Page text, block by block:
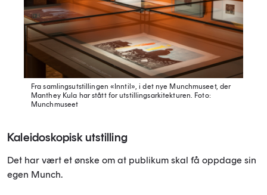
Fra samlingsutstillingen «Inntil», i det nye Munchmuseet, der
Manthey Kula har stått for utstillingsarkitekturen. Foto:
Munchmuseet
Kaleidoskopisk utstilling
Det har vært et ønske om at publikum skal få oppdage sin
egen Munch.